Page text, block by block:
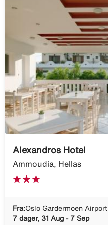
Alexandros Hotel
Ammoudia, Hellas
Fra:Oslo Gardermoen Airport
7 dager, 31 Aug - 7 Sep